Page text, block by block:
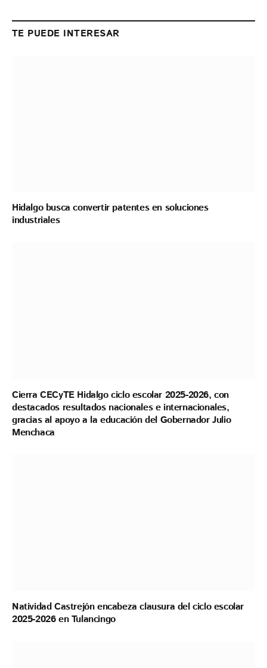
TE PUEDE INTERESAR
Hidalgo busca convertir patentes en soluciones
industriales
Cierra CECyTE Hidalgo ciclo escolar 2025-2026, con
destacados resultados nacionales e internacionales,
gracias al apoyo a la educación del Gobernador Julio
Menchaca
Natividad Castrejón encabeza clausura del ciclo escolar
2025-2026 en Tulancingo